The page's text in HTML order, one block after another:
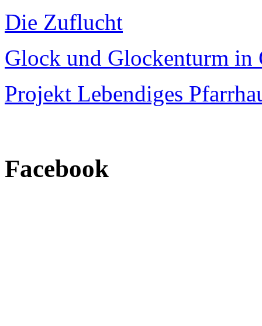
Die Zuflucht
Glock und Glockenturm in
Projekt Lebendiges
Facebook